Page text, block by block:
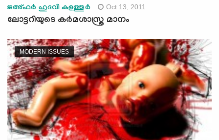
ജഅ്ഫര്‍ ഹുദവി കുളത്തൂര്‍ Oct 13, 2011
ലോട്ടറിയുടെ കര്‍മശാസ്ത്ര മാനം
MODERN ISSUES